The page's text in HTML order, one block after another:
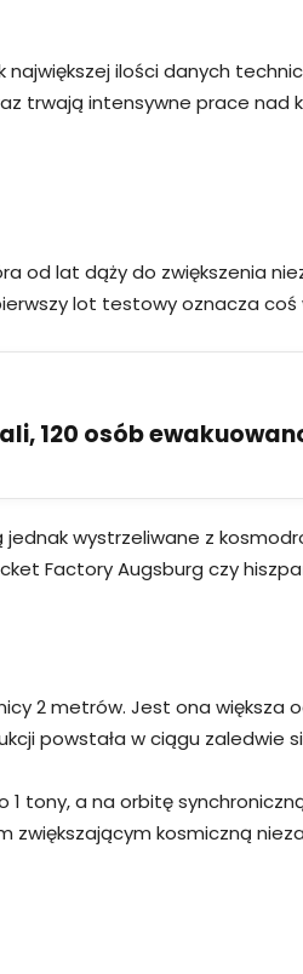
ilości danych
trwają intensywne prace
od lat dąży do zwiększenia
lot testowy oznacza coś
120 osób
wystrzeliwane z
Factory Augsburg czy
2 metrów. Jest ona większa
powstała w ciągu zaledwie
tony, a na orbitę
kosmiczną